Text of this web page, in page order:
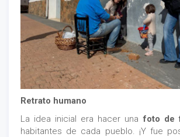
Retrato humano
La idea inicial era hacer unafoto de
habitantes de cada pueblo. ¡Y fue